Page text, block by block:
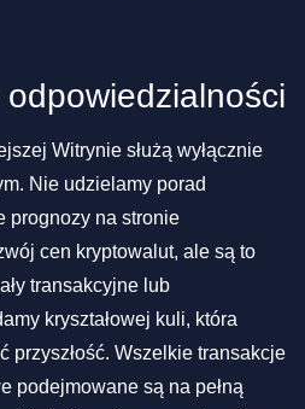
Witrynie służą wyłącznie
Nie udzielamy porad
prognozy na stronie
cen kryptowalut, ale są to
transakcyjne lub
kryształowej kuli, która
przyszłość. Wszelkie transakcje
podejmowane są na pełną